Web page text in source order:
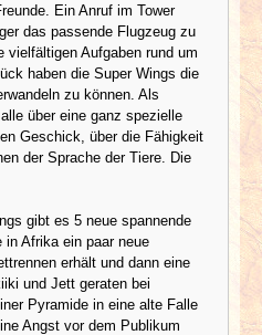
Ein Anruf im Tower
das passende Flugzeug zu
vielfältigen Aufgaben rund um
haben die Super Wings die
zu können. Als
über eine ganz spezielle
Geschick, über die Fähigkeit
der Sprache der Tiere. Die
gibt es 5 neue spannende
in Afrika ein paar neue
erhält und dann eine
und Jett geraten bei
Pyramide in eine alte Falle
Angst vor dem Publikum